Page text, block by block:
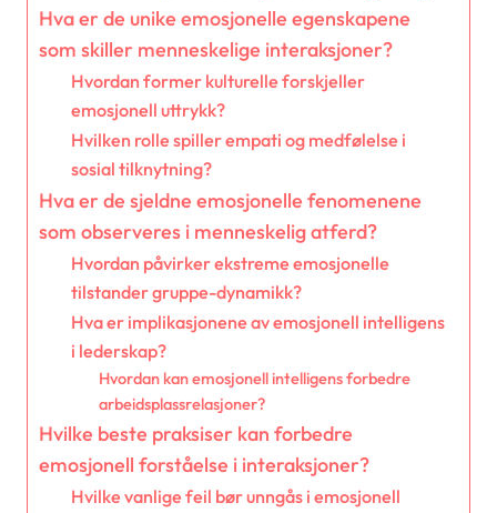
Hva er de unike emosjonelle egenskapene
som skiller menneskelige interaksjoner?
Hvordan former kulturelle forskjeller
emosjonell uttrykk?
Hvilken rolle spiller empati og medfølelse i
sosial tilknytning?
Hva er de sjeldne emosjonelle fenomenene
som observeres i menneskelig atferd?
Hvordan påvirker ekstreme emosjonelle
tilstander gruppe-dynamikk?
Hva er implikasjonene av emosjonell intelligens
i lederskap?
Hvordan kan emosjonell intelligens forbedre
arbeidsplassrelasjoner?
Hvilke beste praksiser kan forbedre
emosjonell forståelse i interaksjoner?
Hvilke vanlige feil bør unngås i emosjonell